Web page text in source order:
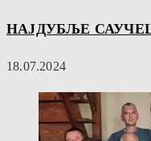
НАЈДУБЉЕ
18.07.2024